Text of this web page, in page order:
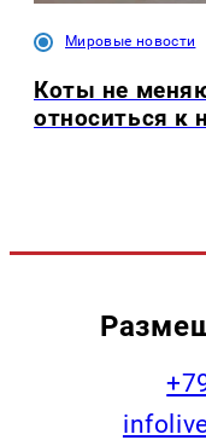
Мировые новости
Коты не
относиться к